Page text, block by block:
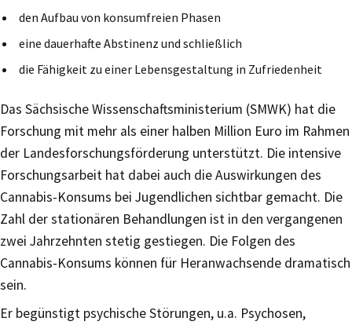
den Aufbau von konsumfreien Phasen
eine dauerhafte Abstinenz und schließlich
die Fähigkeit zu einer Lebensgestaltung in Zufriedenheit
Das Sächsische Wissenschaftsministerium (SMWK) hat die
Forschung mit mehr als einer halben Million Euro im Rahmen
der Landesforschungsförderung unterstützt. Die intensive
Forschungsarbeit hat dabei auch die Auswirkungen des
Cannabis-Konsums bei Jugendlichen sichtbar gemacht. Die
Zahl der stationären Behandlungen ist in den vergangenen
zwei Jahrzehnten stetig gestiegen. Die Folgen des
Cannabis-Konsums können für Heranwachsende dramatisch
sein.
Er begünstigt psychische Störungen, u.a. Psychosen,